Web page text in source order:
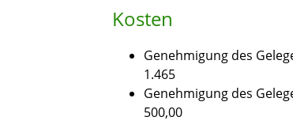
Kosten
Genehmigung des
1.465
Genehmigung des
500,00